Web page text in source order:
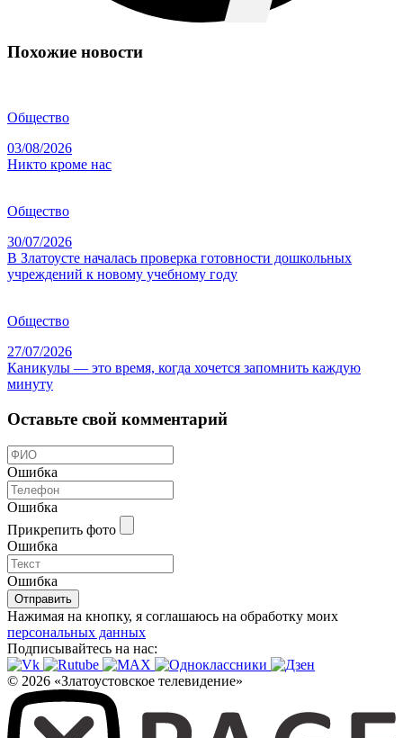
Похожие новости
Общество
03/08/2026
Никто кроме нас
Общество
30/07/2026
В Златоусте началась проверка готовности дошкольных
учреждений к новому учебному году
Общество
27/07/2026
Каникулы — это время, когда хочется запомнить каждую
минуту
Оставьте свой комментарий
Ошибка
Ошибка
Прикрепить фото
Ошибка
Ошибка
Отправить
Нажимая на кнопку, я соглашаюсь на обработку моих
персональных данных
Подписывайтесь на нас:
© 2026 «Златоустовское телевидение»